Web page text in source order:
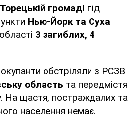
Торецькій громаді під
Нью-Йорк та Суха
3 загиблих, 4
окупанти обстріляли з РСЗВ
область та передмістя
На щастя, постраждалих та
населення немає.